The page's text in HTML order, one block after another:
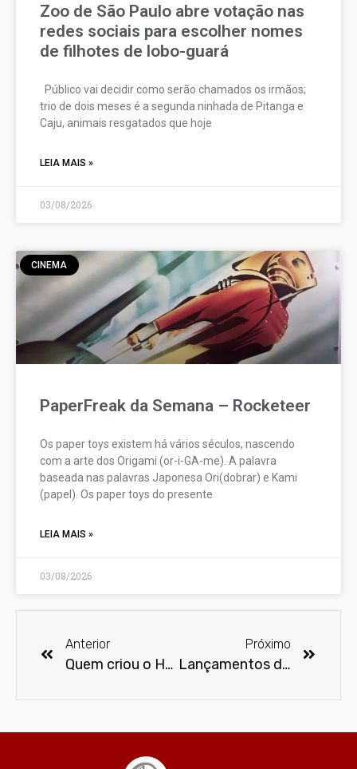
Zoo de São Paulo abre votação nas
redes sociais para escolher nomes
de filhotes de lobo-guará
Público vai decidir como serão chamados os irmãos;
trio de dois meses é a segunda ninhada de Pitanga e
Caju, animais resgatados que hoje
LEIA MAIS »
03/08/2026
CINEMA
PaperFreak da Semana – Rocketeer
Os paper toys existem há vários séculos, nascendo
com a arte dos Origami (or-i-GA-me). A palavra
baseada nas palavras Japonesa Ori(dobrar) e Kami
(papel). Os paper toys do presente
LEIA MAIS »
03/08/2026
Anterior
Quem criou o Homem Morcego?
Próximo
Lançamentos de abril na Netflix